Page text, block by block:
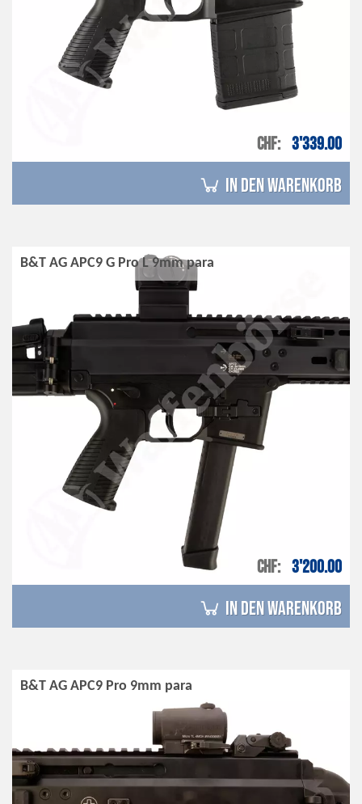
CHF 3'339.00
in den Warenkorb
B&T AG APC9 G Pro L 9mm para
CHF 3'200.00
in den Warenkorb
B&T AG APC9 Pro 9mm para